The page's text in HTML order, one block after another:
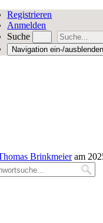
Registrieren
Anmelden
Suche
Navigation ein-/ausblenden
Brinkmeieram